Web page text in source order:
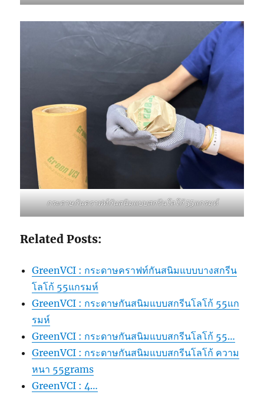
กระดาษกันคราฟท์กันสนิมแบบสกรีนโลโก้ 55แกรมห์
Related Posts:
GreenVCI : กระดาษคราฟท์กันสนิมแบบบางสกรีน
โลโก้ 55แกรมห์
GreenVCI : กระดาษกันสนิมแบบสกรีนโลโก้ 55แก
รมห์
GreenVCI : กระดาษกันสนิมแบบสกรีนโลโก้ 55…
GreenVCI : กระดาษกันสนิมแบบสกรีนโลโก้ ความ
หนา 55grams
GreenVCI : 4…